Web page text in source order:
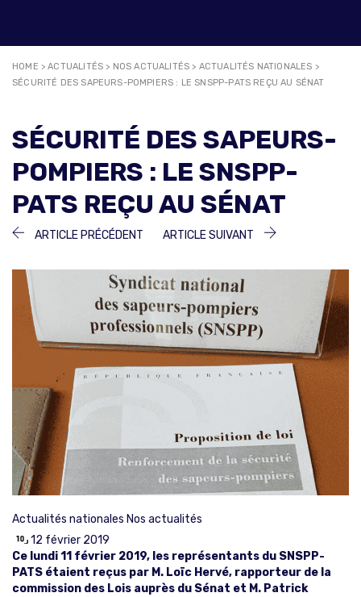
HOME >ACTUALITÉS > NOS ACTUALITÉS > ACTUALITÉS NATIONALES >
SÉCURITÉ DES SAPEURS-POMPIERS : LE SNSPP-PATS REÇU AU SÉNAT
SÉCURITÉ DES SAPEURS-
POMPIERS : LE SNSPP-
PATS REÇU AU SÉNAT
NAVIGATION
L’ARTICLE
ARTICLE PRÉCÉDENT ARTICLE
ARTICLE SUIVANT
ARTICLE
Actualités nationales Nos actualités
12 février 2019
Ce lundi 11 février 2019, les représentants du SNSPP-
PATS étaient reçus par M. Loïc Hervé, rapporteur de la
commission des Lois auprès du Sénat et M. Patrick